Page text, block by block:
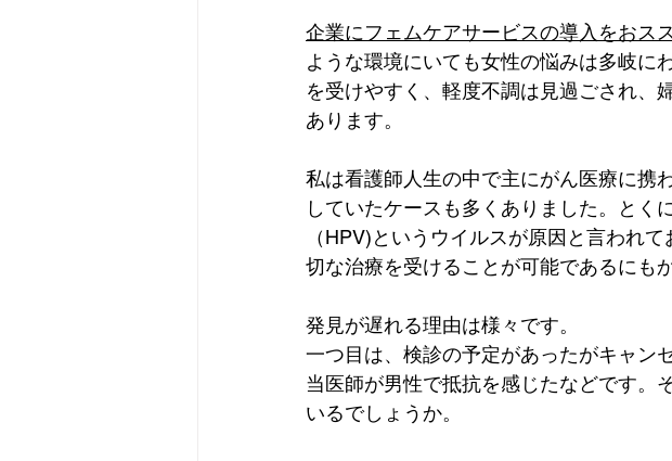
企業にフェムケアサービスの導入をおス
ような環境にいても女性の悩みは多岐に
を受けやすく、軽度不調は見過ごされ、
あります。
私は看護師人生の中で主にがん医療に携
していたケースも多くありました。とく
（HPV)というウイルスが原因と言われ
切な治療を受けることが可能であるにも
発見が遅れる理由は様々です。
一つ目は、検診の予定があったがキャン
当医師が男性で抵抗を感じたなどです。
いるでしょうか。